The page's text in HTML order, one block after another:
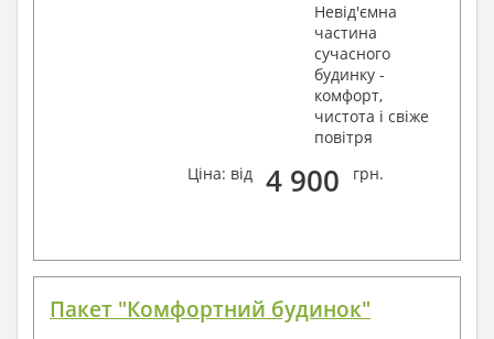
Невід'ємна
частина
сучасного
будинку -
комфорт,
чистота і свіже
повітря
Ціна: від
4 900 грн.
Пакет "Комфортний будинок"